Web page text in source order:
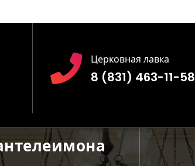
Церковная лавка
8 (831) 463-11-58